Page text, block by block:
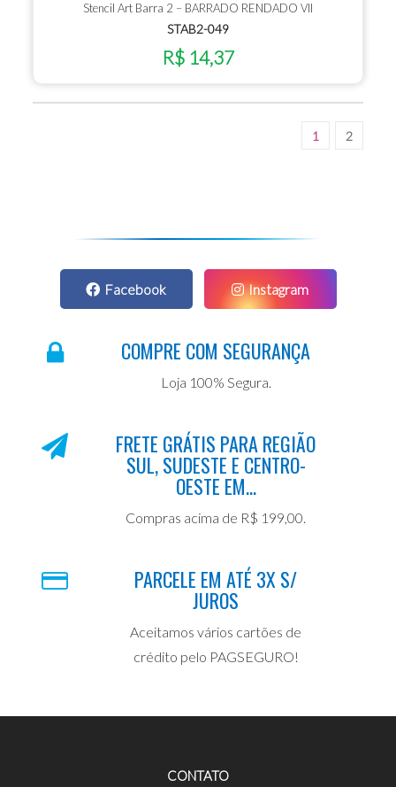
Stencil Art Barra 2 – BARRADO RENDADO VII
STAB2-049
R$ 14,37
1 2
Facebook Instagram
COMPRE COM SEGURANÇA
Loja 100% Segura.
FRETE GRÁTIS PARA REGIÃO
SUL, SUDESTE E CENTRO-
OESTE EM...
Compras acima de R$ 199,00.
PARCELE EM ATÉ 3X S/
JUROS
Aceitamos vários cartões de
crédito pelo PAGSEGURO!
CONTATO